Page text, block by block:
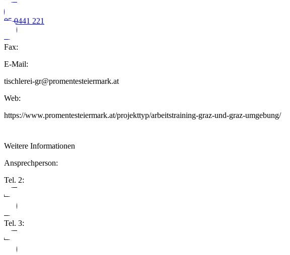
05 0441 221
Fax:
E-Mail:
tischlerei-gr@promentesteiermark.at
Web:
https://www.promentesteiermark.at/projekttyp/arbeitstraining-graz-und-graz-umgebung/
Weitere Informationen
Ansprechperson:
Tel. 2:
Tel. 3: